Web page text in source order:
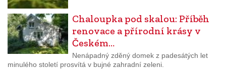
Chaloupka pod skalou: Příběh
renovace a přírodní krásy v
Českém…
Nenápadný zděný domek z padesátých let
minulého století prosvítá v bujné zahradní zeleni.